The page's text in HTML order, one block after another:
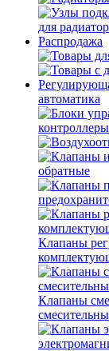
для
Распродажа
автоматика
контроллеры
обратные
Клапаны
Клапаны